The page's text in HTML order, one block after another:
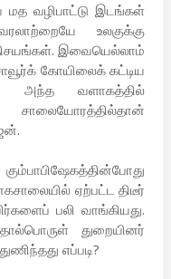
வழிபாட்டு இடங்கள்
உலகுக்கு
இவையெல்லாம்
கோயிலைக் கட்டிய
அந்த வளாகத்தில்
ஏற்பட்ட திடீர்
பலி வாங்கியது.
துறையினர்
எப்படி?